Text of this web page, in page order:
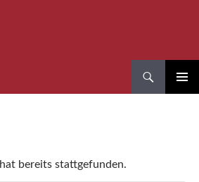
bereits stattgefunden.